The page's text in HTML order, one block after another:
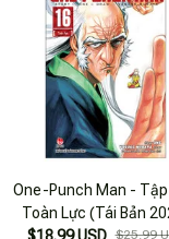
One-Punch Man -
Toàn Lực (Tái Bản
$25.99